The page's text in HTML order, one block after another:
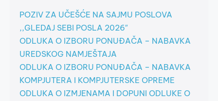
POZIV ZA UČEŠĆE NA SAJMU POSLOVA
,,GLEDAJ SEBI POSLA 2026″
ODLUKA O IZBORU PONUĐAČA – NABAVKA
UREDSKOG NAMJEŠTAJA
ODLUKA O IZBORU PONUĐAČA – NABAVKA
KOMPJUTERA I KOMPJUTERSKE OPREME
ODLUKA O IZMJENAMA I DOPUNI ODLUKE O